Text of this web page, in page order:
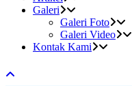
Galeri
Galeri Foto
Galeri Video
Kontak Kami